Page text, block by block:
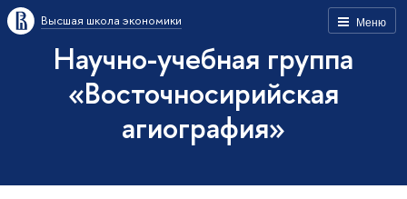
Меню
Высшая школа экономики
Научно-учебная группа
«Восточносирийская
агиография»